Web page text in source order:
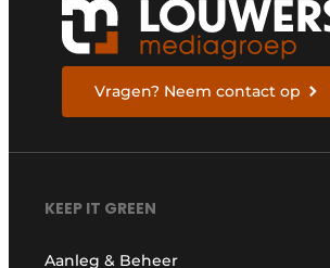
Vragen? Neem contact op
KEEP IT GREEN
Aanleg & Beheer